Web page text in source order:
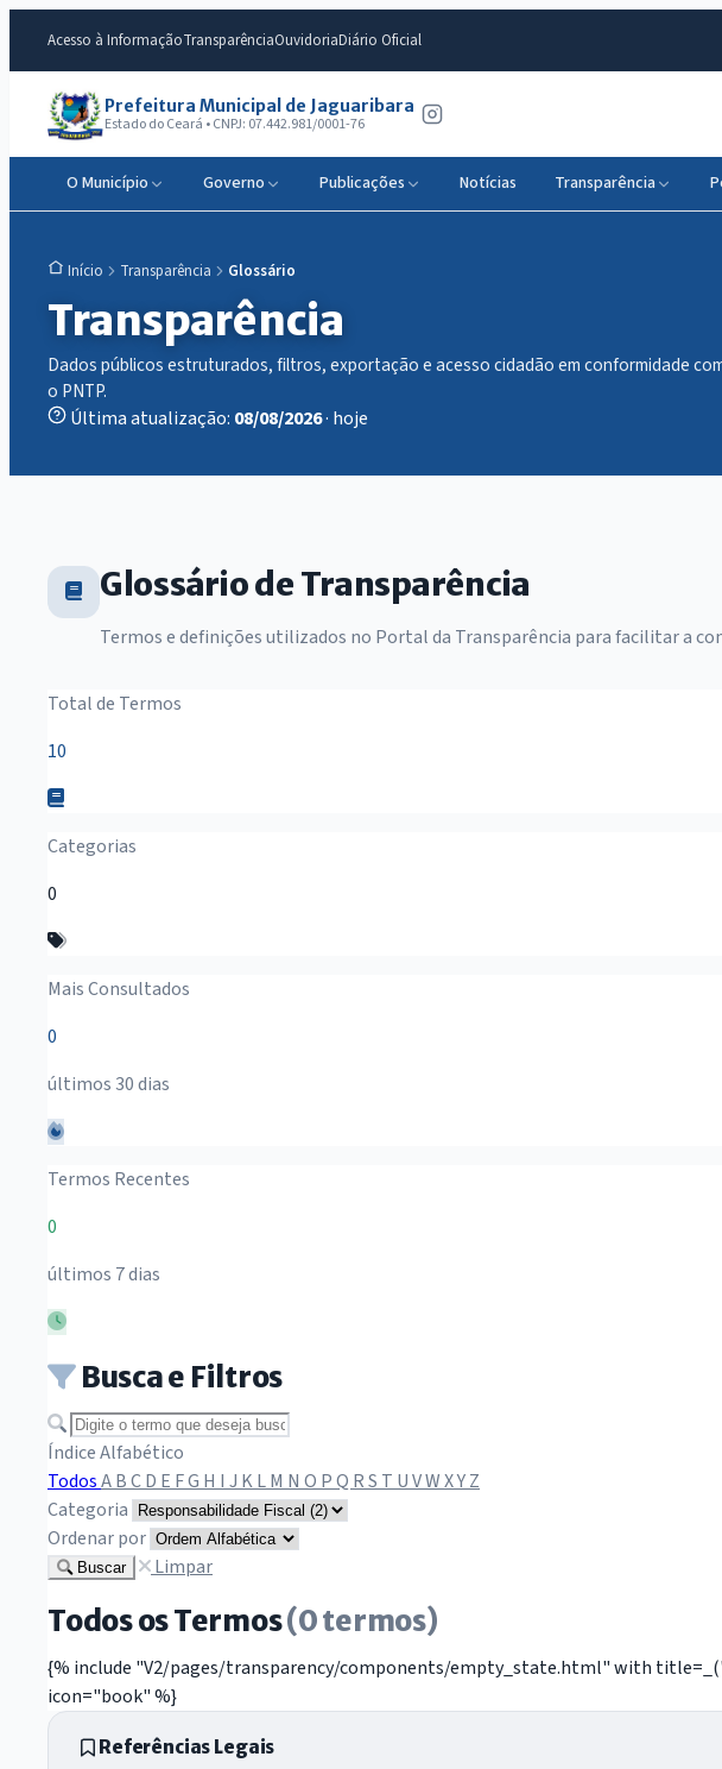
Acesso à InformaçãoTransparênciaOuvidoriaDiário Oficial
Prefeitura Municipal de Jaguaribara
Estado do Ceará • CNPJ: 07.442.981/0001-76
O Município Governo Publicações Notícias Transparência
Início Transparência Glossário
Transparência
Dados públicos estruturados, filtros, exportação e acesso cidadão em conformidade
o PNTP.
Última atualização: 08/08/2026· hoje
Glossário de Transparência
Termos e definições utilizados no Portal da Transparência para facilitar a
Total de Termos
10
Categorias
0
Mais Consultados
0
últimos 30 dias
Termos Recentes
0
últimos 7 dias
Busca e Filtros
Buscar termo
Índice Alfabético
TodosABCD E FG H I J KLM N O PQ RS T UVWXYZ
Categoria
Ordenar por
Buscar Limpar
Todos os Termos(0 termos)
{% include "V2/pages/transparency/components/empty_state.html" with
icon="book" %}
Referências Legais